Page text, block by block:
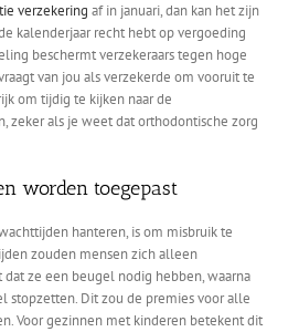
verzekering af in januari, dan kan het zijn
kalenderjaar recht hebt op vergoeding
beschermt verzekeraars tegen hoge
van jou als verzekerde om vooruit te
om tijdig te kijken naar de
zeker als je weet dat orthodontische zorg
worden toegepast
hanteren, is om misbruik te
zouden mensen zich alleen
ze een beugel nodig hebben, waarna
stopzetten. Dit zou de premies voor alle
Voor gezinnen met kinderen betekent dit